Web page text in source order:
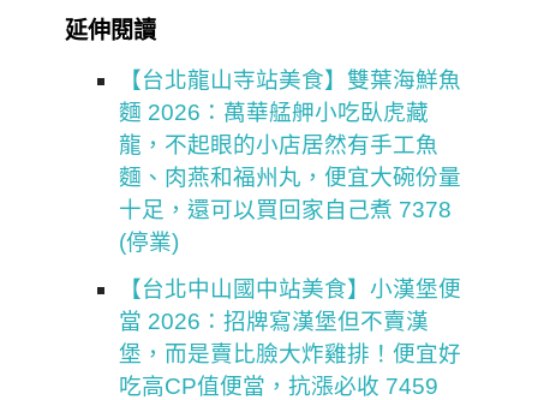
延伸閱讀
【台北龍山寺站美食】雙葉海鮮魚
麵 2026：萬華艋舺小吃臥虎藏
龍，不起眼的小店居然有手工魚
麵、肉燕和福州丸，便宜大碗份量
十足，還可以買回家自己煮 7378
(停業)
【台北中山國中站美食】小漢堡便
當 2026：招牌寫漢堡但不賣漢
堡，而是賣比臉大炸雞排！便宜好
吃高CP值便當，抗漲必收 7459